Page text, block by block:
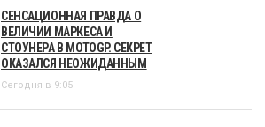
СЕНСАЦИОННАЯ ПРАВДА О
ВЕЛИЧИИ МАРКЕСА И
СТОУНЕРА В MOTOGP. СЕКРЕТ
ОКАЗАЛСЯ НЕОЖИДАННЫМ
Сегодня в 9:05